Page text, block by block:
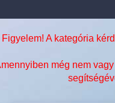
Figyelem! A kategória
még nem